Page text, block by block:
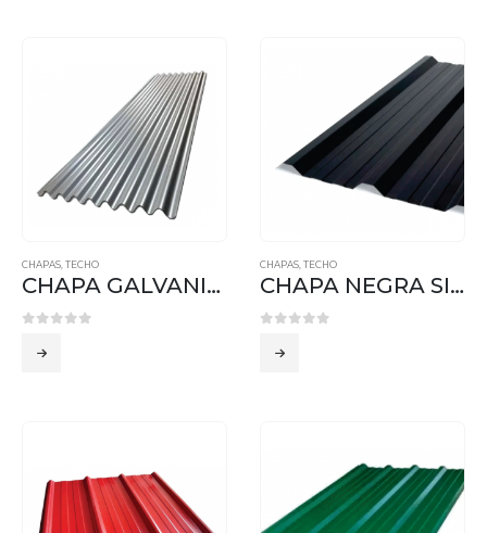
CHAPAS, TECHO
CHAPA GALVANIZADA SINUSOIDAL
CHAPAS, TECHO
CHAPA NEGRA SINUSOIDAL